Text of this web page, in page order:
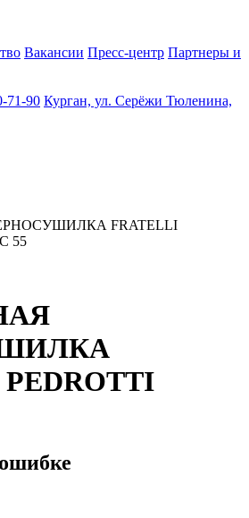
Вакансии Пресс-центр Партнеры и
71-90 Курган, ул. Серёжи Тюленина,
FRATELLI
55